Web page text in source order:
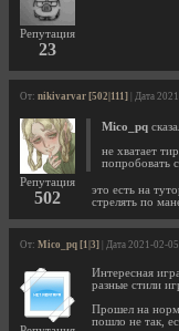
Репутация
23
От: nikivarvar [502|111] | Дата
Репутация
502
Mico_pq
не хватает
попробовать
это есть на
стрелять по
От: Mico_pq [1|3] | Дата 2021-02-
Интересная
разные стили
Прошел на
пошло не так,